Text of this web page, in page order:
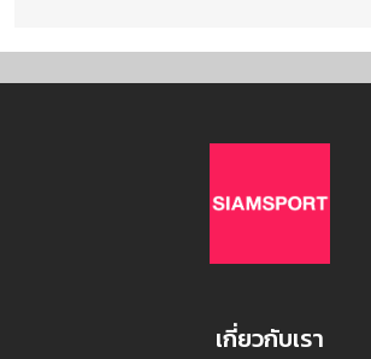
เกี่ยวกับเรา